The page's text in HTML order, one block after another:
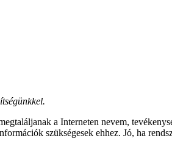
a Interneten nevem,
szükségesek ehhez. Jó, ha